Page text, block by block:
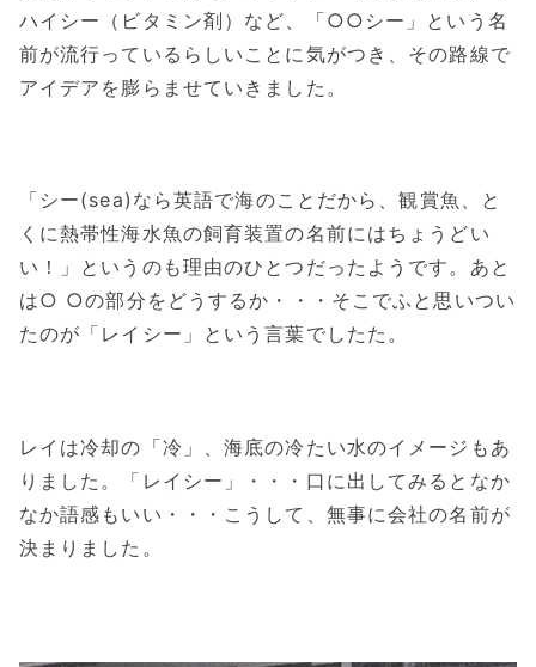
ハイシー（ビタミン剤）など、「○○シー」という名
前が流行っているらしいことに気がつき、その路線で
アイデアを膨らませていきました。
「シー(sea)なら英語で海のことだから、観賞魚、と
くに熱帯性海水魚の飼育装置の名前にはちょうどい
い！」というのも理由のひとつだったようです。あと
は○ ○の部分をどうするか・・・そこでふと思いつい
たのが「レイシー」という言葉でしたた。
レイは冷却の「冷」、海底の冷たい水のイメージもあ
りました。「レイシー」・・・口に出してみるとなか
なか語感もいい・・・こうして、無事に会社の名前が
決まりました。